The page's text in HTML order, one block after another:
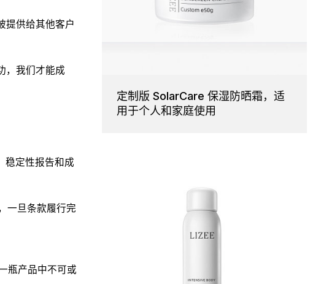
提供给其他客户
，我们才能成
稳定性报告和成
一旦条款履行完
瓶产品中不可或
定制版 SolarCare 保湿防晒霜，适
用于个人和家庭使用